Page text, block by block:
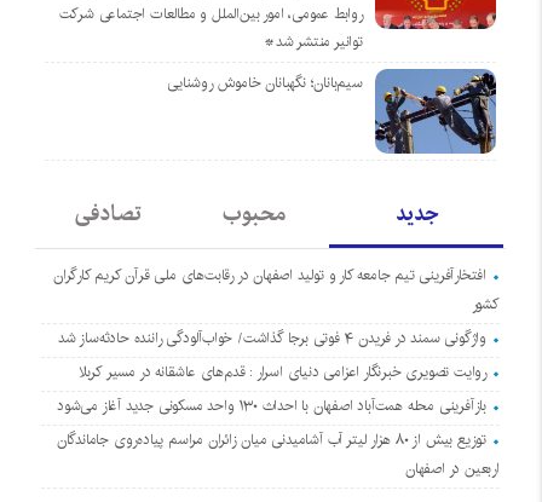
روابط عمومی، امور بین‌الملل و مطالعات اجتماعی شرکت
توانیر منتشر شد*
سیم‌بانان؛ نگهبانان خاموش روشنایی
جدید محبوب تصادفی
افتخارآفرینی تیم جامعه کار و تولید اصفهان در رقابت‌های ملی قرآن کریم کارگران
کشور
واژگونی سمند در فریدن ۴ فوتی برجا گذاشت/ خواب‌آلودگی راننده حادثه‌ساز شد
روایت تصویری خبرنگار اعزامی دنیای اسرار : قدم‌های عاشقانه در مسیر کربلا
بازآفرینی محله همت‌آباد اصفهان با احداث ۱۳۰ واحد مسکونی جدید آغاز می‌شود
توزیع بیش از ۸۰ هزار لیتر آب آشامیدنی میان زائران مراسم پیاده‌روی جاماندگان
اربعین در اصفهان